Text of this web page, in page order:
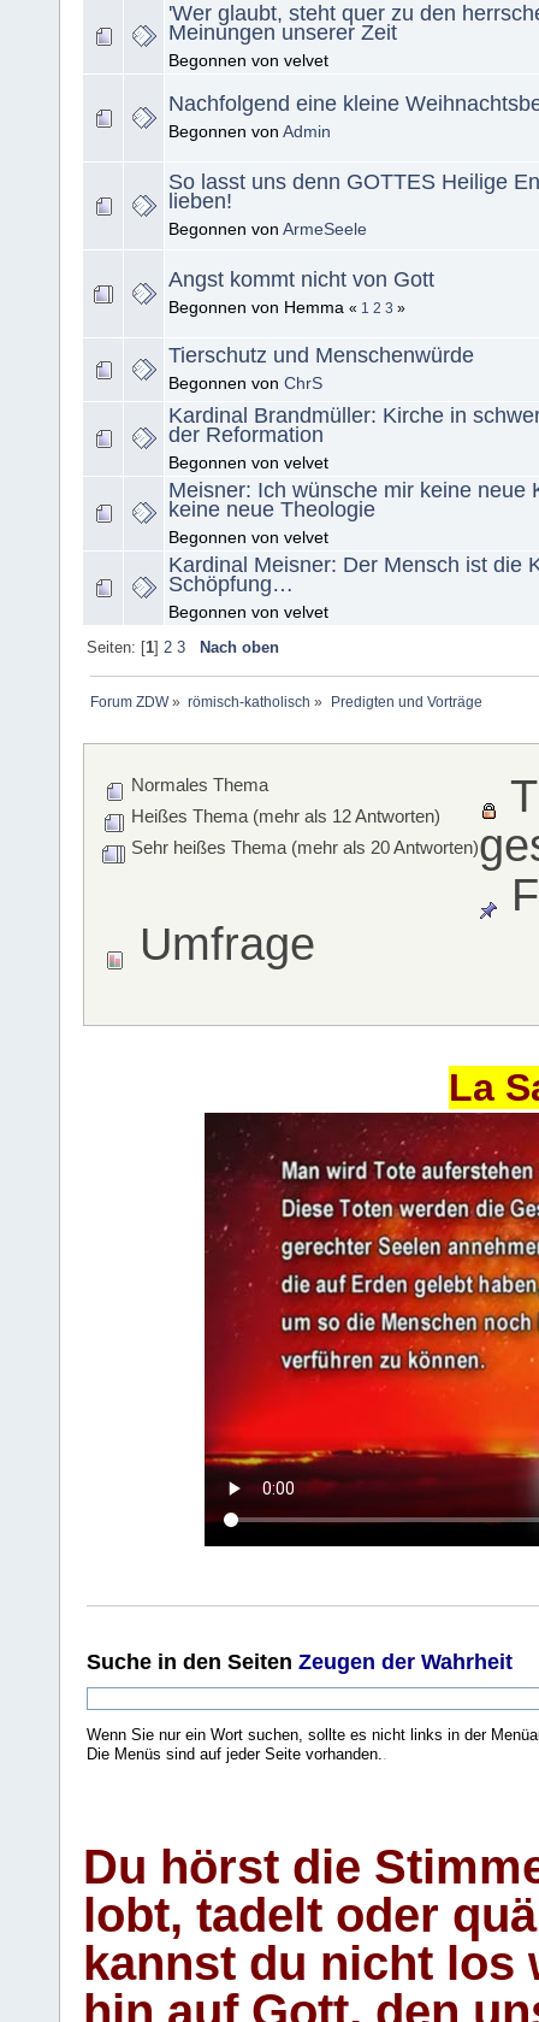
'Wer glaubt, steht quer zu den
Meinungen unserer Zeit
Begonnen von velvet
Nachfolgend eine kleine
Begonnen von Admin
So lasst uns denn GOTTES Heilige
lieben!
Begonnen von ArmeSeele
Angst kommt nicht von Gott
Begonnen von Hemma « 1 2 3 »
Tierschutz und Menschenwürde
Begonnen von ChrS
Kardinal Brandmüller: Kirche in
der Reformation
Begonnen von velvet
Meisner: Ich wünsche mir keine neue
keine neue Theologie
Begonnen von velvet
Kardinal Meisner: Der Mensch ist die
Schöpfung…
Begonnen von velvet
Seiten: [1] 2 3 Nach oben
Forum ZDW» römisch-katholisch » Predigten und Vorträge
Normales Thema
Heißes Thema (mehr als 12 Antworten)
Sehr heißes Thema (mehr als 20 Antworten)
Umfrage
La
Suche in den Seiten Zeugen der Wahrheit
Wenn Sie nur ein Wort suchen, sollte es nicht links in der
Die Menüs sind auf jeder Seite vorhanden.
Du hörst die
lobt, tadelt oder
kannst du nicht los
hin auf Gott, den